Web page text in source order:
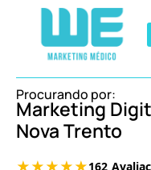
Procurando por:
Marketing
Nova Trento